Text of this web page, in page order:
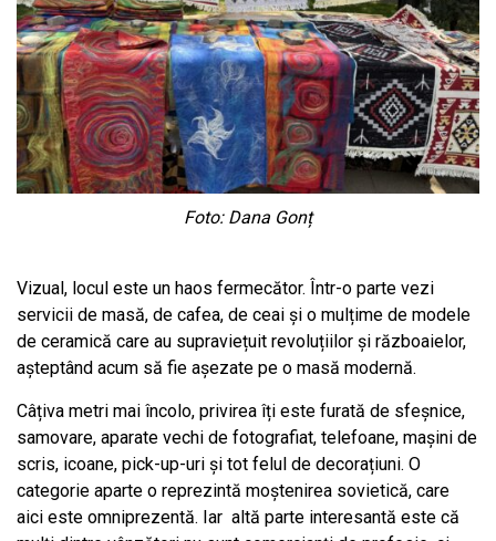
Foto: Dana Gonț
Vizual, locul este un haos fermecător. Într-o parte vezi
servicii de masă, de cafea, de ceai și o mulțime de modele
de ceramică care au supraviețuit revoluțiilor și războaielor,
așteptând acum să fie așezate pe o masă modernă.
Câțiva metri mai încolo, privirea îți este furată de sfeșnice,
samovare, aparate vechi de fotografiat, telefoane, mașini de
scris, icoane, pick-up-uri și tot felul de decorațiuni. O
categorie aparte o reprezintă moștenirea sovietică, care
aici este omniprezentă. Iar altă parte interesantă este că